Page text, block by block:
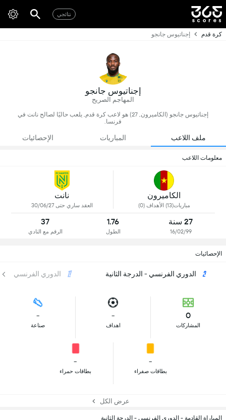
نتائجي
كرة قدم إجناتيوس جانجو
إجناتيوس جانجو
المهاجم الصريح
إجناتيوس جانجو (الكاميرون, 27) هو لاعب كرة قدم, يلعب حاليًا لصالح نانت في
فرنسا.
ملف اللاعب المباريات الإحصائيات
معلومات اللاعب
الكاميرون
مباريات(13) الأهداف (0)
نانت
العقد ساري حتى 30/06/27
27 سنة
16/02/99
1.76
الطول
37
الرقم مع النادي
الإحصائيات
الدوري الفرنسي - الدرجة الثانية الدوري الفرنسي
0
المشاركات
-
اهداف
-
صناعة
-
بطاقات صفراء
-
بطاقات حمراء
عرض الكل
المباراة القادمة - الدوري الفرنسي - الدرجة الثانية